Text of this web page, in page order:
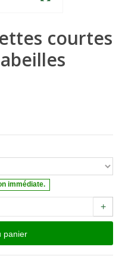
courtes
immédiate.
+
panier